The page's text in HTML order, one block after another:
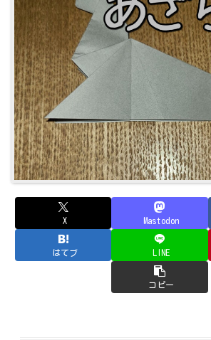
X Mastodon
はてブ LINE
コピー